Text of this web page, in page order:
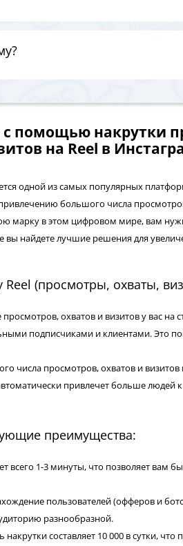
помощью накрутки
на Reel в
одной из самых популярных
большого числа
марку в этом цифровом мире, вам
вы найдете лучшие решения для
Reel (просмотры, охваты,
охватов и визитов у вас на
подписчиками и клиентами. Это
числа просмотров, охватов и
привлечет больше людей
преимущества:
всего 1-3 минуты, что позволяет вам
пользователей (офферов и
разнообразной.
накрутки составляет 10 000 в сутки,